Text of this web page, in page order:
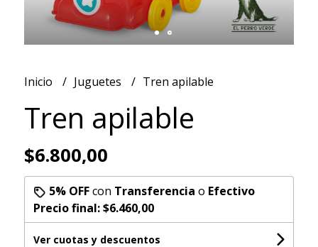
Inicio Juguetes Tren apilable
Tren apilable
$6.800,00
5% OFFcon Transferencia o Efectivo
Precio final:$6.460,00
Ver cuotas y descuentos